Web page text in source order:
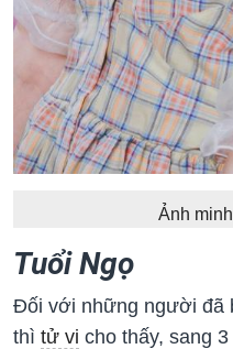
Ảnh
Tuổi Ngọ
Đối với những người đã
thì tử vi cho thấy, sang